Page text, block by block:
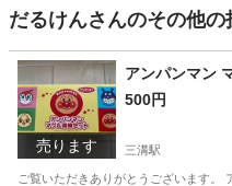
だるけんさんのその他の
売ります
500円
三溝駅
ご覧いただきありがとうございます。